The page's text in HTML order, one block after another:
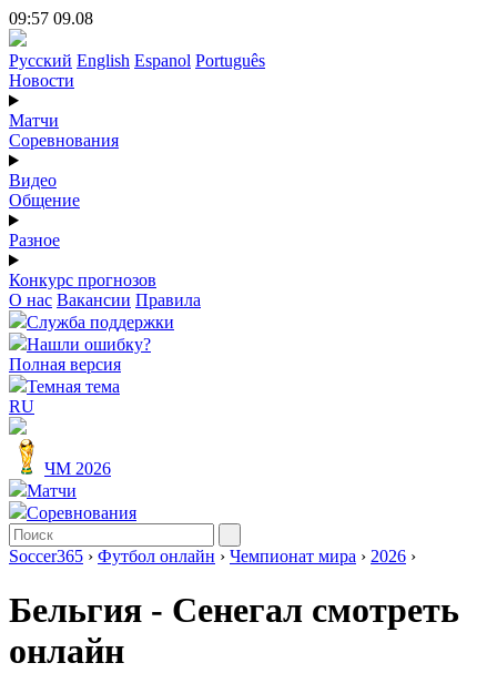
09:57 09.08
Русский English Espanol Português
Новости
Матчи
Соревнования
Видео
Общение
Разное
Конкурс прогнозов
О нас Вакансии Правила
Служба поддержки
Нашли ошибку?
Полная версия
Темная тема
RU
ЧМ 2026
Матчи
Соревнования
Soccer365 › Футбол онлайн › Чемпионат мира › 2026 ›
Бельгия - Сенегал смотреть
онлайн